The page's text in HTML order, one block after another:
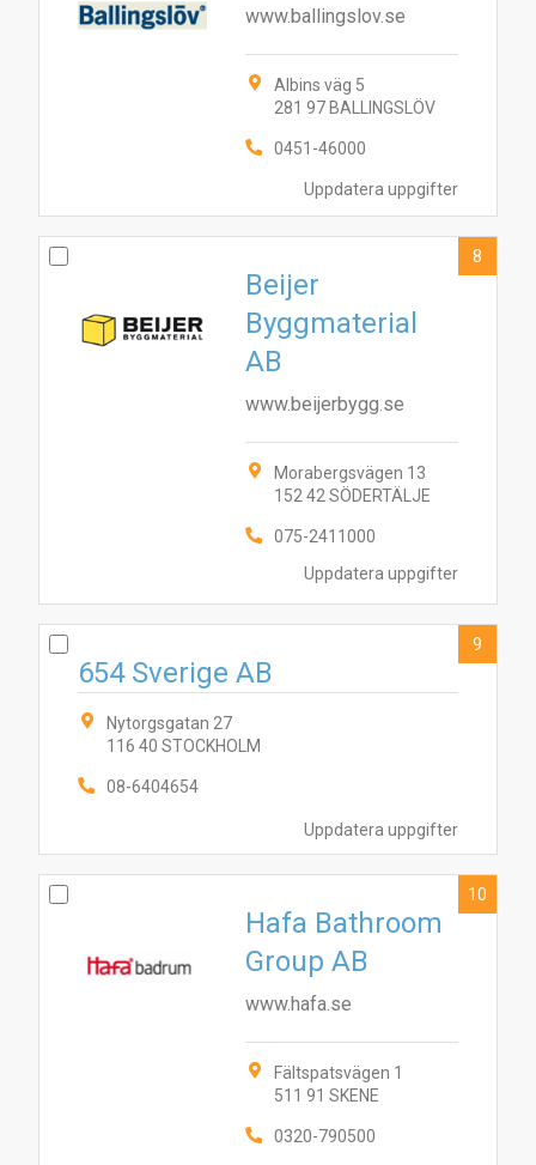
Uppdatera uppgifter
www.ballingslov.se
Albins väg 5
281 97 BALLINGSLÖV
0451-46000
Uppdatera uppgifter
Beijer
Byggmaterial
AB
www.beijerbygg.se
Morabergsvägen 13
152 42 SÖDERTÄLJE
075-2411000
8
Uppdatera uppgifter
654 Sverige AB
Nytorgsgatan 27
116 40 STOCKHOLM
08-6404654
9
Hafa Bathroom
Group AB
www.hafa.se
Fältspatsvägen 1
511 91 SKENE
0320-790500
10